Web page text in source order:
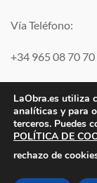
Vía Teléfono:
+34 965 08 70 70
Electro JJ San
Mercantil de
LaObra.es utiliza
analíticas y para
terceros. Puedes
POLÍTICA DE
rechazo de